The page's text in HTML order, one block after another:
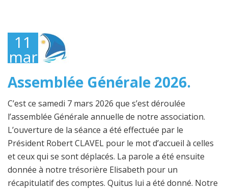
11
mars
2026
Assemblée Générale 2026.
C’est ce samedi 7 mars 2026 que s’est déroulée
l’assemblée Générale annuelle de notre association.
L’ouverture de la séance a été effectuée par le
Président Robert CLAVEL pour le mot d’accueil à celles
et ceux qui se sont déplacés. La parole a été ensuite
donnée à notre trésorière Elisabeth pour un
récapitulatif des comptes. Quitus lui a été donné. Notre